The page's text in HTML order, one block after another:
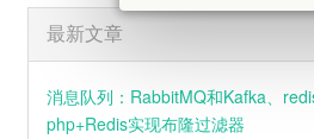
最新文章
消息队列：RabbitMQ和Kafka、
php+Redis实现布隆过滤器
安装ik插件
管理查看
PHP使用
elasticsearch结构